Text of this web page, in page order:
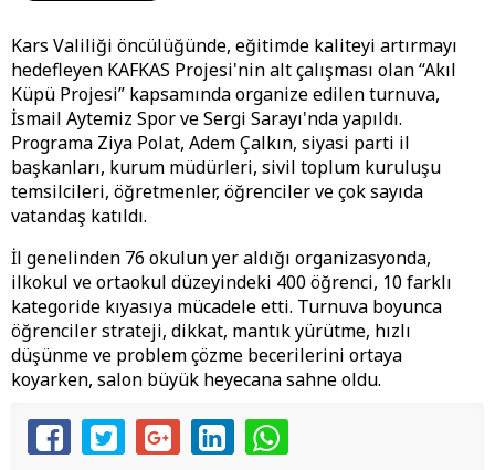
Kars Valiliği öncülüğünde, eğitimde kaliteyi artırmayı
hedefleyen KAFKAS Projesi'nin alt çalışması olan “Akıl
Küpü Projesi” kapsamında organize edilen turnuva,
İsmail Aytemiz Spor ve Sergi Sarayı'nda yapıldı.
Programa Ziya Polat, Adem Çalkın, siyasi parti il
başkanları, kurum müdürleri, sivil toplum kuruluşu
temsilcileri, öğretmenler, öğrenciler ve çok sayıda
vatandaş katıldı.
İl genelinden 76 okulun yer aldığı organizasyonda,
ilkokul ve ortaokul düzeyindeki 400 öğrenci, 10 farklı
kategoride kıyasıya mücadele etti. Turnuva boyunca
öğrenciler strateji, dikkat, mantık yürütme, hızlı
düşünme ve problem çözme becerilerini ortaya
koyarken, salon büyük heyecana sahne oldu.